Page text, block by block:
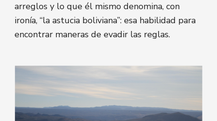
arreglos y lo que él mismo denomina, con
ironía, “la astucia boliviana”: esa habilidad para
encontrar maneras de evadir las reglas.